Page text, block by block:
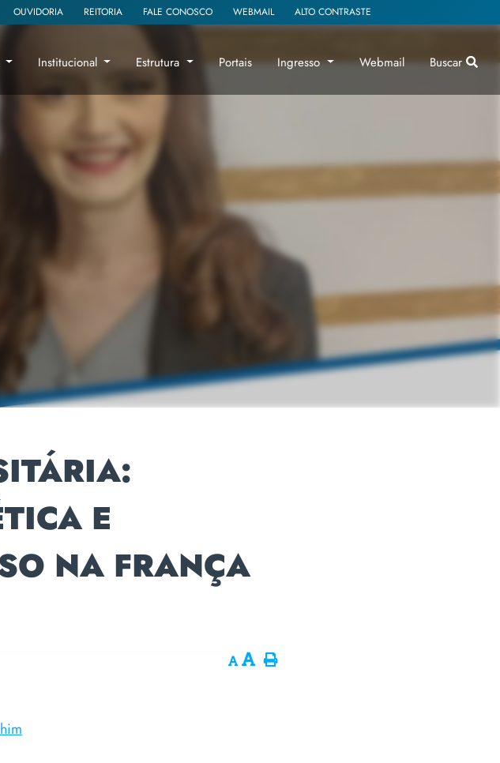
Institucional Estrutura Portais Ingresso Webmail Buscar
OUVIDORIA REITORIA FALE CONOSCO WEBMAIL ALTO CONTRASTE
E
NA FRANÇA